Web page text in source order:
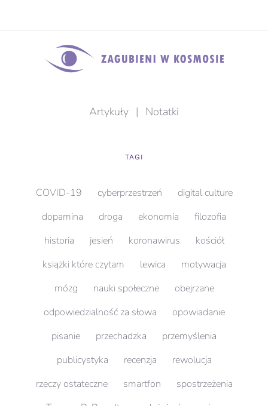
Artykuły | Notatki
TAGI
COVID-19 cyberprzestrzeń
digital culture
dopamina
droga ekonomia
filozofia
historia
jesień koronawirus
kościół
książki które czytam
lewica
motywacja
mózg
nauki społeczne
obejrzane
odpowiedzialność za słowa
opowiadanie
pisanie
przechadzka
przemyślenia
publicystyka
recenzja
rewolucja
rzeczy ostateczne
smartfon
spostrzeżenia